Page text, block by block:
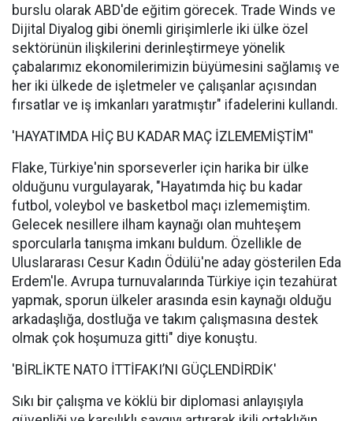
burslu olarak ABD'de eğitim görecek. Trade Winds ve
Dijital Diyalog gibi önemli girişimlerle iki ülke özel
sektörünün ilişkilerini derinleştirmeye yönelik
çabalarımız ekonomilerimizin büyümesini sağlamış ve
her iki ülkede de işletmeler ve çalışanlar açısından
fırsatlar ve iş imkanları yaratmıştır" ifadelerini kullandı.
'HAYATIMDA HİÇ BU KADAR MAÇ İZLEMEMİŞTİM''
Flake, Türkiye'nin sporseverler için harika bir ülke
olduğunu vurgulayarak, "Hayatımda hiç bu kadar
futbol, voleybol ve basketbol maçı izlememiştim.
Gelecek nesillere ilham kaynağı olan muhteşem
sporcularla tanışma imkanı buldum. Özellikle de
Uluslararası Cesur Kadın Ödülü'ne aday gösterilen Eda
Erdem'le. Avrupa turnuvalarında Türkiye için tezahürat
yapmak, sporun ülkeler arasında esin kaynağı olduğu
arkadaşlığa, dostluğa ve takım çalışmasına destek
olmak çok hoşumuza gitti" diye konuştu.
'BİRLİKTE NATO İTTİFAKI’NI GÜÇLENDİRDİK'
Sıkı bir çalışma ve köklü bir diplomasi anlayışıyla